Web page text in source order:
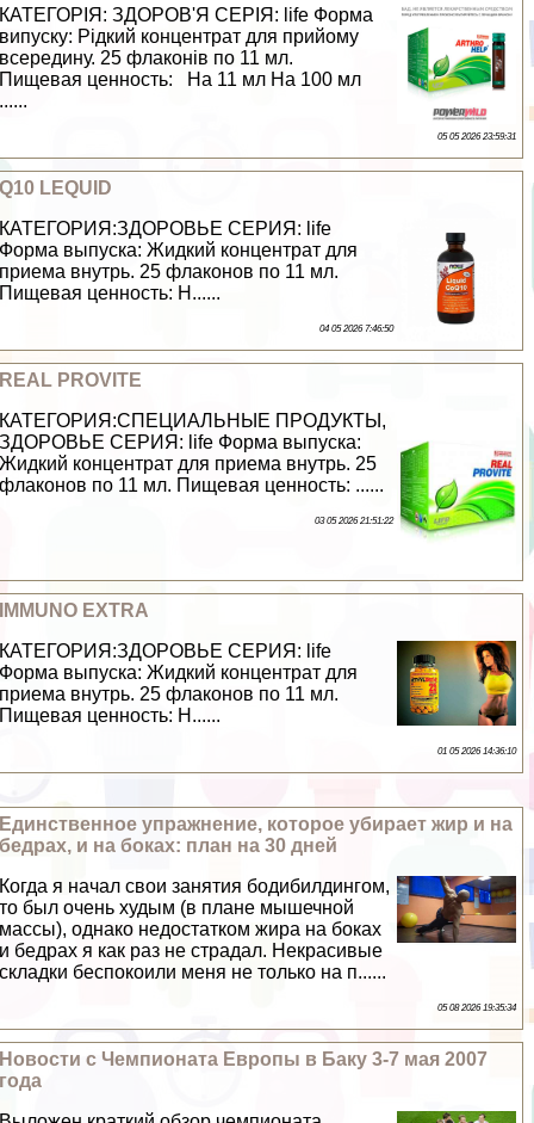
КАТЕГОРІЯ: ЗДОРОВ'Я СЕРІЯ: life Форма
випуску: Рідкий концентрат для прийому
всередину. 25 флаконів по 11 мл.
Пищевая ценность: На 11 мл На 100 мл
......
05 05 2026 23:59:31
Q10 LEQUID
КАТЕГОРИЯ:ЗДОРОВЬЕ СЕРИЯ: life
Форма выпуска: Жидкий концентрат для
приема внутрь. 25 флаконов по 11 мл.
Пищевая ценность: Н......
04 05 2026 7:46:50
REAL PROVITE
КАТЕГОРИЯ:СПЕЦИАЛЬНЫЕ ПРОДУКТЫ,
ЗДОРОВЬЕ СЕРИЯ: life Форма выпуска:
Жидкий концентрат для приема внутрь. 25
флаконов по 11 мл. Пищевая ценность: ......
03 05 2026 21:51:22
IMMUNO EXTRA
КАТЕГОРИЯ:ЗДОРОВЬЕ СЕРИЯ: life
Форма выпуска: Жидкий концентрат для
приема внутрь. 25 флаконов по 11 мл.
Пищевая ценность: Н......
01 05 2026 14:36:10
Единственное упражнение, которое убирает жир и на
бедрах, и на боках: план на 30 дней
Когда я начал свои занятия бодибилдингом,
то был очень худым (в плане мышечной
массы), однако недостатком жира на боках
и бедрах я как раз не страдал. Некрасивые
складки беспокоили меня не только на п......
05 08 2026 19:35:34
Новости с Чемпионата Европы в Баку 3-7 мая 2007
года